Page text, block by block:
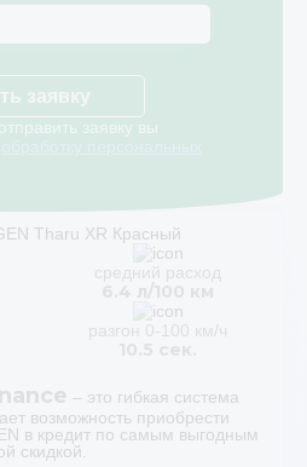
заявку
заявку вы
средний расход
разгон 0-100 км/ч
– это гибкая система
возможность приобрести
в кредит по самым выгодным
скидкой.